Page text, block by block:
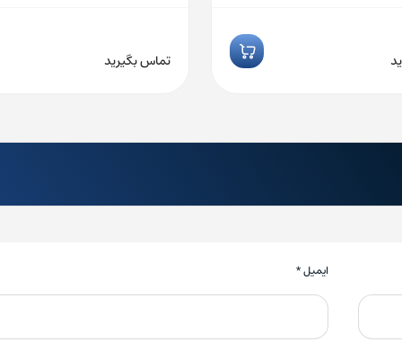
تماس بگیرید
ایمیل*